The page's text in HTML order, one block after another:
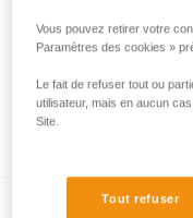
Comment
Vous pouvez retirer votre
Paramètres des cookies »
Le fait de refuser tout ou
utilisateur, mais en aucun
Site.
Tout refuser